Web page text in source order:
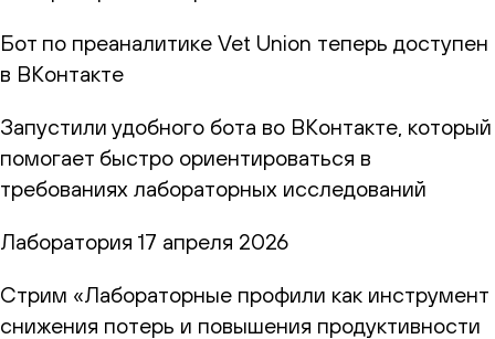
Бот по преаналитике Vet Union теперь доступен
в ВКонтакте
Запустили удобного бота во ВКонтакте, который
помогает быстро ориентироваться в
требованиях лабораторных исследований
Лаборатория 17 апреля 2026
Стрим «Лабораторные профили как инструмент
снижения потерь и повышения продуктивности